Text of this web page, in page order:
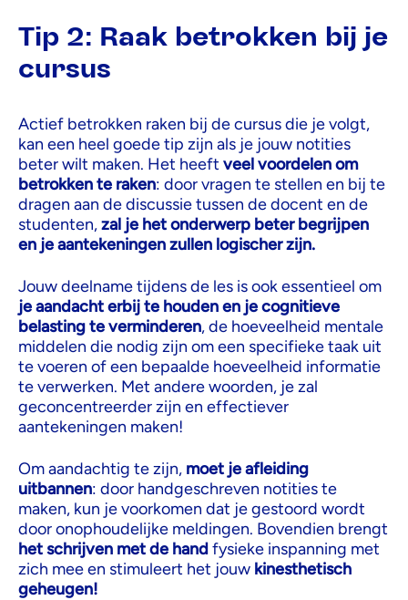
Tip 2: Raak betrokken bij je
cursus
Actief betrokken raken bij de cursus die je volgt,
kan een heel goede tip zijn als je jouw notities
beter wilt maken. Het heeft veel voordelen om
betrokken te raken: door vragen te stellen en bij te
dragen aan de discussie tussen de docent en de
studenten,zal je het onderwerp beter begrijpen
en je aantekeningen zullen logischer zijn.
Jouw deelname tijdens de les is ook essentieel om
je aandacht erbij te houden en je cognitieve
belasting te verminderen, de hoeveelheid mentale
middelen die nodig zijn om een specifieke taak uit
te voeren of een bepaalde hoeveelheid informatie
te verwerken. Met andere woorden, je zal
geconcentreerder zijn en effectiever
aantekeningen maken!
Om aandachtig te zijn, moet je afleiding
uitbannen: door handgeschreven notities te
maken, kun je voorkomen dat je gestoord wordt
door onophoudelijke meldingen. Bovendien brengt
het schrijven met de handfysieke inspanning met
zich mee en stimuleert het jouw kinesthetisch
geheugen!